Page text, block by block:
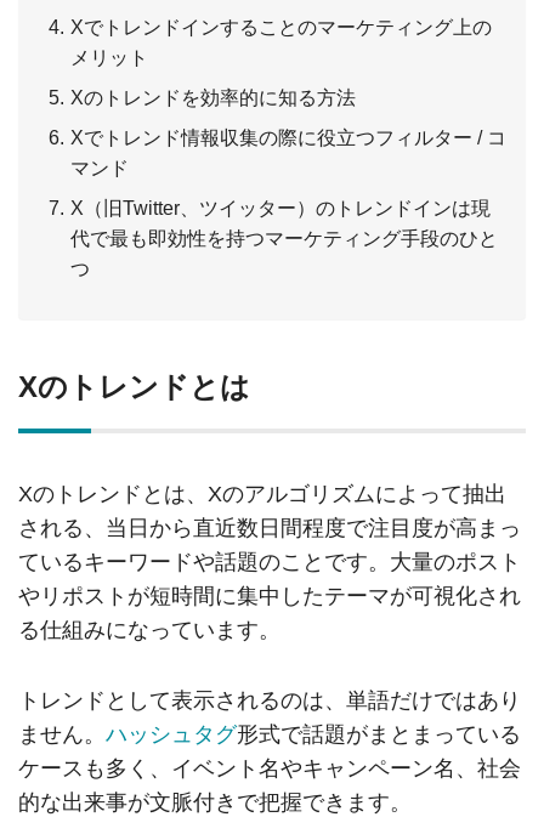
Xでトレンドインすることのマーケティング上の
メリット
Xのトレンドを効率的に知る方法
Xでトレンド情報収集の際に役立つフィルター / コ
マンド
X（旧Twitter、ツイッター）のトレンドインは現
代で最も即効性を持つマーケティング手段のひと
つ
Xのトレンドとは
Xのトレンドとは、Xのアルゴリズムによって抽出
される、当日から直近数日間程度で注目度が高まっ
ているキーワードや話題のことです。大量のポスト
やリポストが短時間に集中したテーマが可視化され
る仕組みになっています。
トレンドとして表示されるのは、単語だけではあり
ません。 ハッシュタグ形式で話題がまとまっている
ケースも多く、イベント名やキャンペーン名、社会
的な出来事が文脈付きで把握できます。